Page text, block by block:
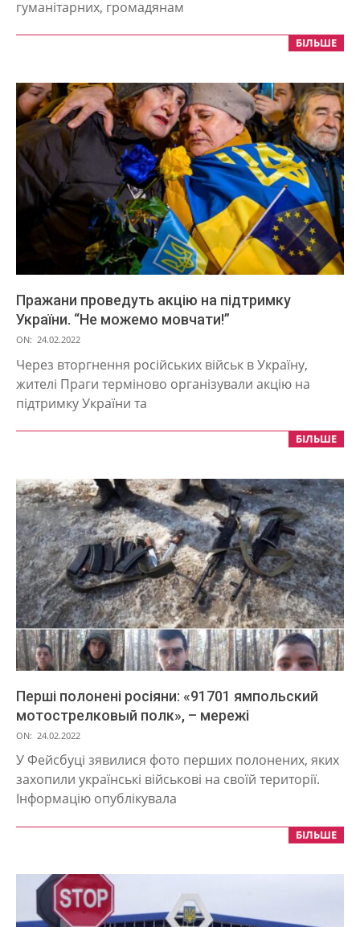
гуманітарних, громадянам
БІЛЬШЕ
Пражани проведуть акцію на підтримку
України. “Не можемо мовчати!”
2022-
02-
ON: 24.02.2022
Через вторгнення російських військ в Україну,
жителі Праги терміново організували акцію на
підтримку України та
БІЛЬШЕ
Перші полонені росіяни: «91701 ямпольский
мотострелковый полк», – мережі
2022-
02-
ON: 24.02.2022
У Фейсбуці зявилися фото перших полонених, яких
захопили українські військові на своїй території.
Інформацію опублікувала
БІЛЬШЕ